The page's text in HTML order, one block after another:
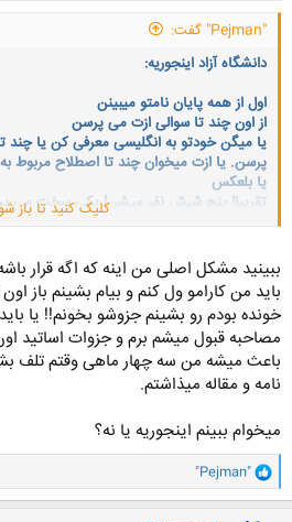
"Pejman" گفت:
دانشگاه آزاد اینجوریه:
اول از همه پایان نامتو میبینن
از اون چند تا سوالی ازت می پرسن
یا میگن خودتو به انگلیسی معرفی کن یا چند
پرسن. یا ازت میخوان چند تا اصطلاح مربوط
یا بلعکس
تقریبا! پنج شیش نفر میشن! یکی سخت می
خوب گوش کن چون ازت ممکنه سوالات مبهم
نیاز نیست چیزی رو بخونی فقط اون چیزایی
هست رو بخون. انتظار داشته باش بعضی از
چون یه جوری هستن که میخوان متوجه بشی
لبخند فراموش نشه..... متواضع باشی
فقط اگر به پایان نامت گیر دادن الکی یا
میگین اما با نظر استاد راهنمام اینجوری
اونا رو مدیریت کن.... کلا خیلی تحویلشون نگیر
راستی اینم بگم به هر سوالی که می پرسن فقط
تا قانع بشن. دیدی چهره هاشون راضی کننده
توضیحات بیشتر... کم گوی و گزیده گوی چون
موفق باشید
کلیک کنید تا باز
ببینید مشکل اصلی من اینه که اگه قرار
باید من کارامو ول کنم و بیام بشینم باز
خونده بودم رو بشینم جزوشو بخونم!! یا
مصاحبه قبول میشم برم و جزوات اساتید
باعث میشه من سه چهار ماهی وقتم تلف
نامه و مقاله میذاشتم.
میخوام ببینم اینجوریه یا نه؟
و
ا
ک
"Pejman"